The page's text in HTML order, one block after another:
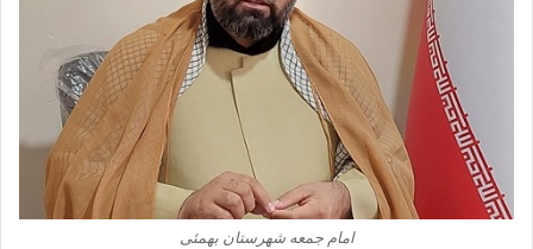
امام جمعه شهرستان بهمئی